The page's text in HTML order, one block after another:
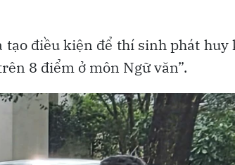
tạo điều kiện để thí sinh phát huy
8 điểm ở môn Ngữ văn”.